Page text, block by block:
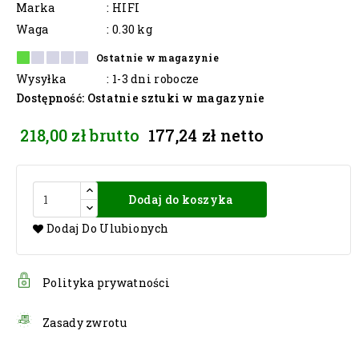
Marka
: HIFI
Waga
: 0.30 kg
Ostatnie w magazynie
Wysyłka
: 1-3 dni robocze
Dostępność: Ostatnie sztuki w magazynie
218,00 zł brutto 177,24 zł netto
Dodaj do koszyka
Dodaj Do Ulubionych
Polityka prywatności
Zasady zwrotu